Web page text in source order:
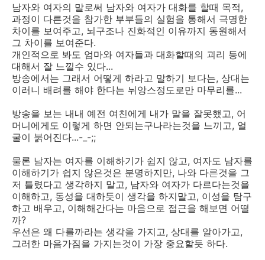
남자와 여자의 말로써 남자와 여자가 대화를 할때 목적,
과정이 다른것을 참가한 부부들의 실험을 통해서 극명한
차이를 보여주고, 뇌구조나 진화적인 이유까지 동원해서
그 차이를 보여준다.
개인적으로 봐도 엄마와 여자들과 대화할때의 괴리 등에
대해서 잘 느낄수 있다...
방송에서는 그래서 어떻게 하라고 말하기 보다는, 상대는
이러니 배려를 해야 한다는 뉘앙스정도로만 마무리를...
방송을 보는 내내 예전 여친에게 내가 말을 잘못했고, 어
머니에게도 이렇게 하면 안되는구나라는것을 느끼고, 얼
굴이 붉어진다...-_-;;
물론 남자는 여자를 이해하기가 쉽지 않고, 여자도 남자를
이해하기가 쉽지 않은것은 분명하지만, 나와 다른것을 그
저 틀렸다고 생각하지 말고, 남자와 여자가 다르다는것을
이해하고, 동성을 대하듯이 생각을 하지말고, 이성을 탐구
하고 배우고, 이해해간다는 마음으로 접근을 해보면 어떨
까?
우선은 왜 다를까라는 생각을 가지고, 상대를 알아가고,
그러한 마음가짐을 가지는것이 가장 중요할듯 하다.